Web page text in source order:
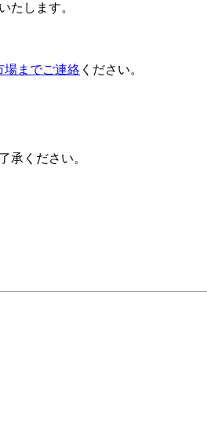
たします。
場までご連絡 ください。
承ください。